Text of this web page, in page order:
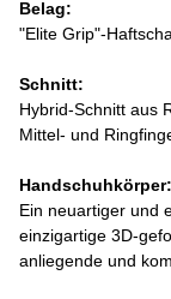
Belag:
"Elite Grip"-
Schnitt:
Hybrid-Schnitt aus
Mittel- und
Handschuhkörper:
Ein neuartiger und
einzigartige 3D-
anliegende und